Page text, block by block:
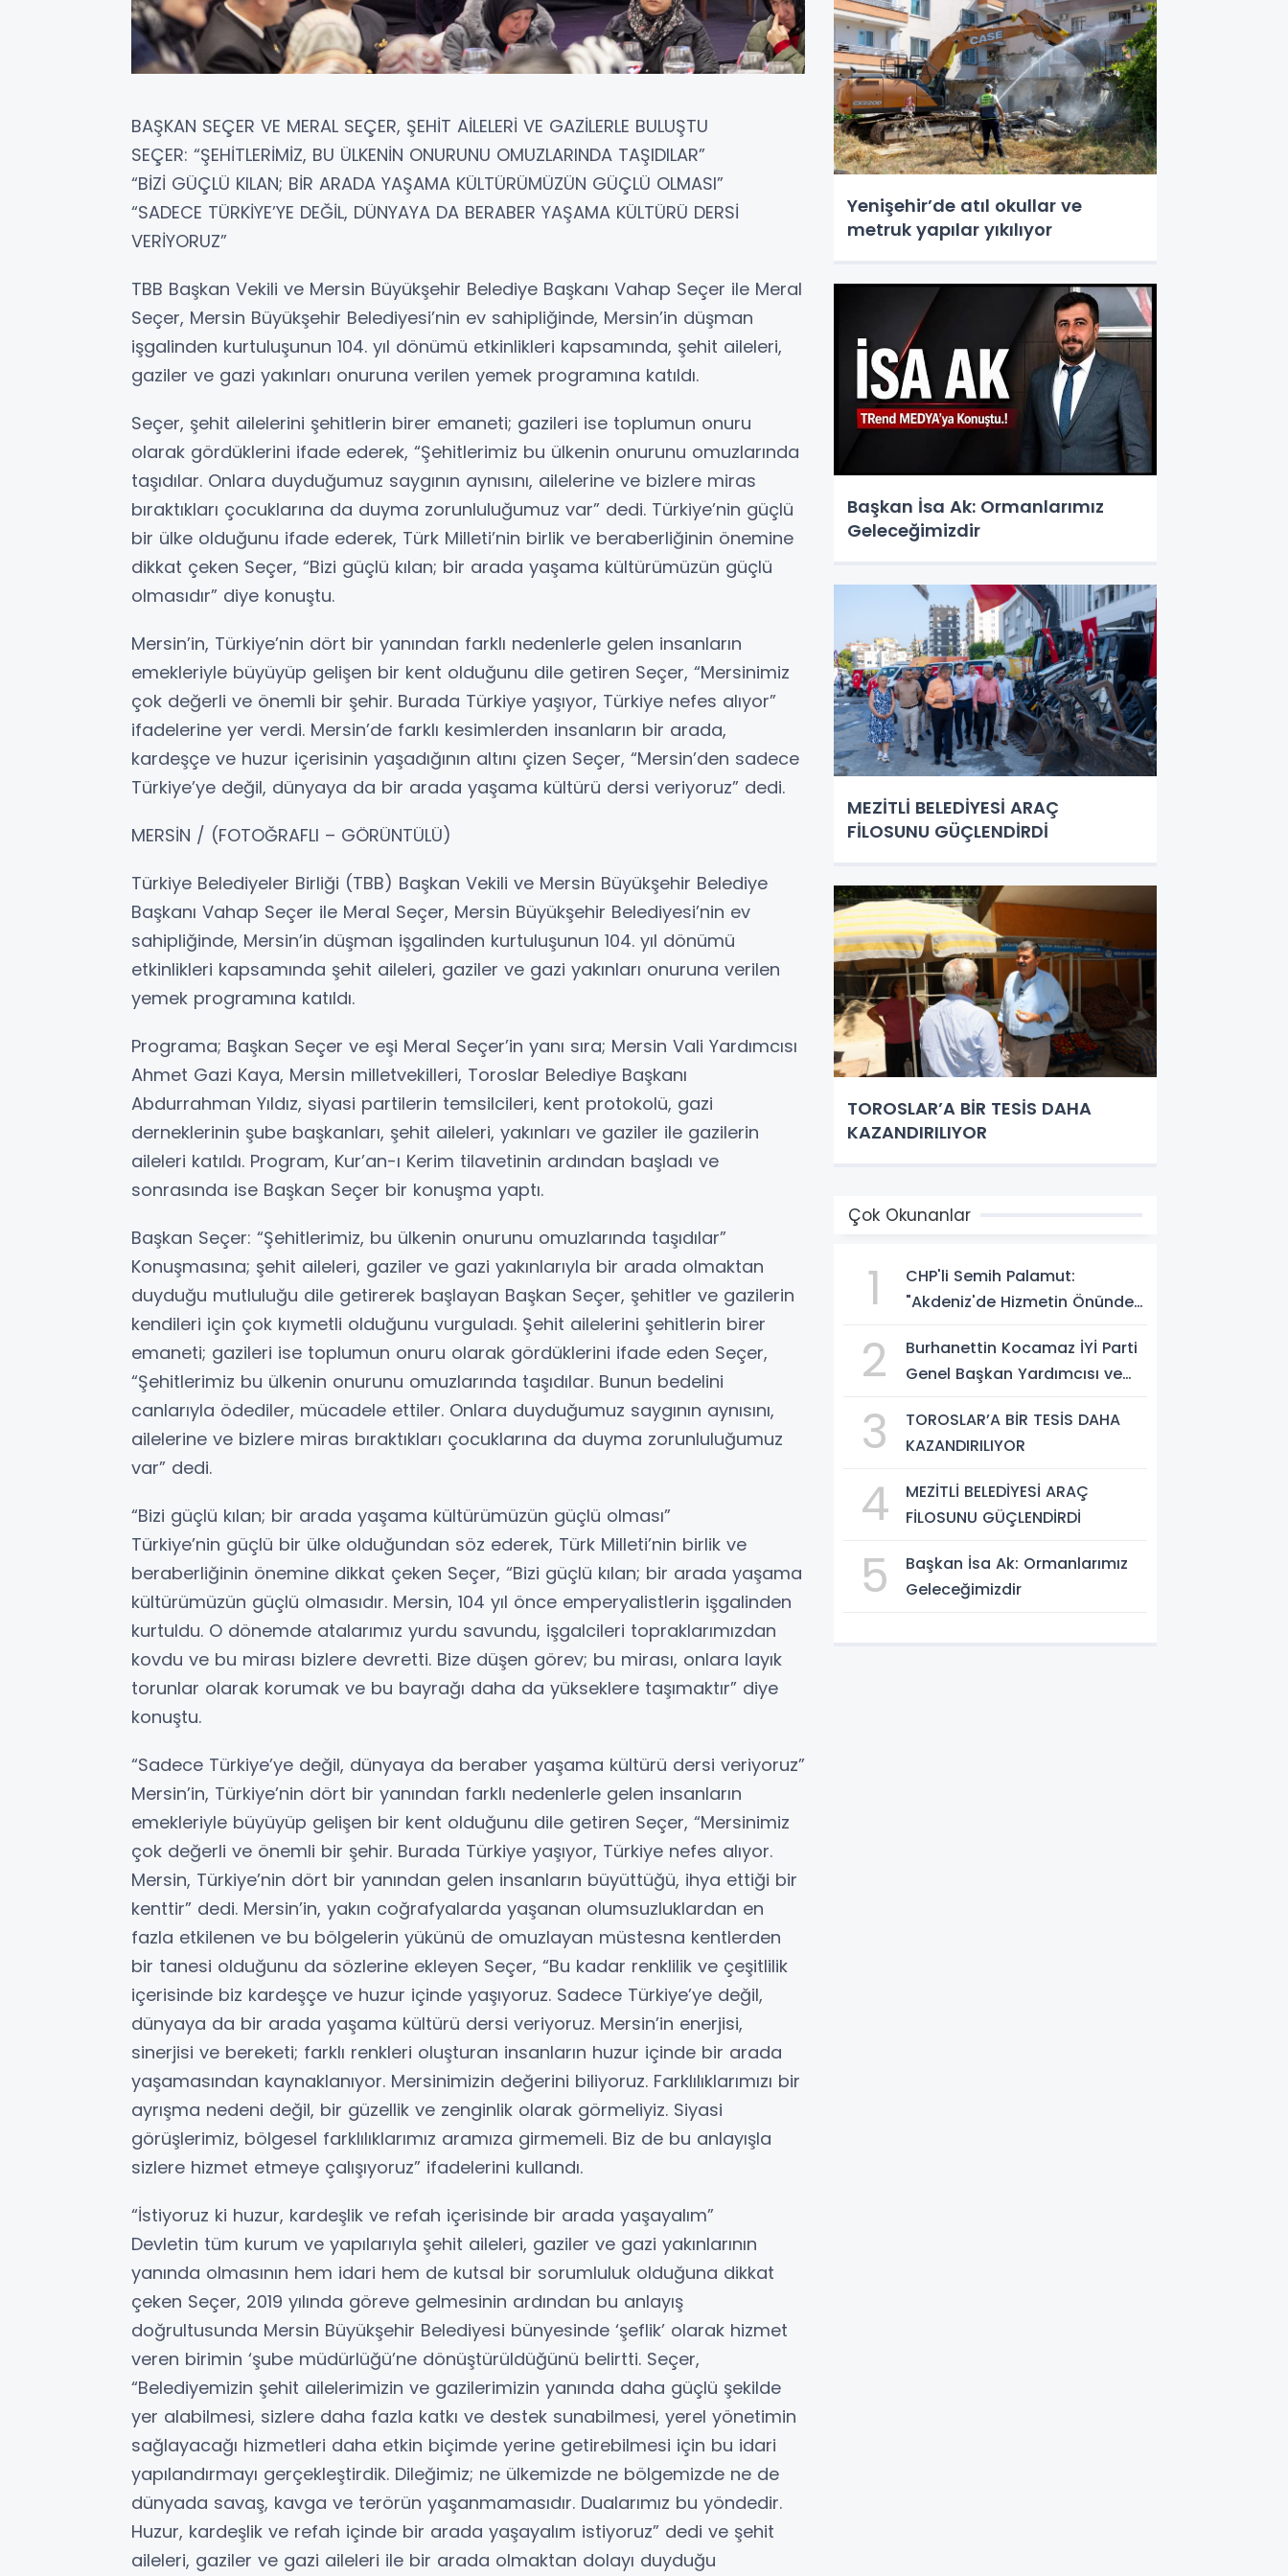
BAŞKAN SEÇER VE MERAL SEÇER, ŞEHİT AİLELERİ VE GAZİLERLE BULUŞTU
SEÇER: “ŞEHİTLERİMİZ, BU ÜLKENİN ONURUNU OMUZLARINDA TAŞIDILAR”
“BİZİ GÜÇLÜ KILAN; BİR ARADA YAŞAMA KÜLTÜRÜMÜZÜN GÜÇLÜ OLMASI”
“SADECE TÜRKİYE’YE DEĞİL, DÜNYAYA DA BERABER YAŞAMA KÜLTÜRÜ DERSİ
VERİYORUZ”
TBB Başkan Vekili ve Mersin Büyükşehir Belediye Başkanı Vahap Seçer ile Meral
Seçer, Mersin Büyükşehir Belediyesi’nin ev sahipliğinde, Mersin’in düşman
işgalinden kurtuluşunun 104. yıl dönümü etkinlikleri kapsamında, şehit aileleri,
gaziler ve gazi yakınları onuruna verilen yemek programına katıldı.
Seçer, şehit ailelerini şehitlerin birer emaneti; gazileri ise toplumun onuru
olarak gördüklerini ifade ederek, “Şehitlerimiz bu ülkenin onurunu omuzlarında
taşıdılar. Onlara duyduğumuz saygının aynısını, ailelerine ve bizlere miras
bıraktıkları çocuklarına da duyma zorunluluğumuz var” dedi. Türkiye’nin güçlü
bir ülke olduğunu ifade ederek, Türk Milleti’nin birlik ve beraberliğinin önemine
dikkat çeken Seçer, “Bizi güçlü kılan; bir arada yaşama kültürümüzün güçlü
olmasıdır” diye konuştu.
Mersin’in, Türkiye’nin dört bir yanından farklı nedenlerle gelen insanların
emekleriyle büyüyüp gelişen bir kent olduğunu dile getiren Seçer, “Mersinimiz
çok değerli ve önemli bir şehir. Burada Türkiye yaşıyor, Türkiye nefes alıyor”
ifadelerine yer verdi. Mersin’de farklı kesimlerden insanların bir arada,
kardeşçe ve huzur içerisinin yaşadığının altını çizen Seçer, “Mersin’den sadece
Türkiye’ye değil, dünyaya da bir arada yaşama kültürü dersi veriyoruz” dedi.
MERSİN / (FOTOĞRAFLI – GÖRÜNTÜLÜ)
Türkiye Belediyeler Birliği (TBB) Başkan Vekili ve Mersin Büyükşehir Belediye
Başkanı Vahap Seçer ile Meral Seçer, Mersin Büyükşehir Belediyesi’nin ev
sahipliğinde, Mersin’in düşman işgalinden kurtuluşunun 104. yıl dönümü
etkinlikleri kapsamında şehit aileleri, gaziler ve gazi yakınları onuruna verilen
yemek programına katıldı.
Programa; Başkan Seçer ve eşi Meral Seçer’in yanı sıra; Mersin Vali Yardımcısı
Ahmet Gazi Kaya, Mersin milletvekilleri, Toroslar Belediye Başkanı
Abdurrahman Yıldız, siyasi partilerin temsilcileri, kent protokolü, gazi
derneklerinin şube başkanları, şehit aileleri, yakınları ve gaziler ile gazilerin
aileleri katıldı. Program, Kur’an-ı Kerim tilavetinin ardından başladı ve
sonrasında ise Başkan Seçer bir konuşma yaptı.
Başkan Seçer: “Şehitlerimiz, bu ülkenin onurunu omuzlarında taşıdılar”
Konuşmasına; şehit aileleri, gaziler ve gazi yakınlarıyla bir arada olmaktan
duyduğu mutluluğu dile getirerek başlayan Başkan Seçer, şehitler ve gazilerin
kendileri için çok kıymetli olduğunu vurguladı. Şehit ailelerini şehitlerin birer
emaneti; gazileri ise toplumun onuru olarak gördüklerini ifade eden Seçer,
“Şehitlerimiz bu ülkenin onurunu omuzlarında taşıdılar. Bunun bedelini
canlarıyla ödediler, mücadele ettiler. Onlara duyduğumuz saygının aynısını,
ailelerine ve bizlere miras bıraktıkları çocuklarına da duyma zorunluluğumuz
var” dedi.
“Bizi güçlü kılan; bir arada yaşama kültürümüzün güçlü olması”
Türkiye’nin güçlü bir ülke olduğundan söz ederek, Türk Milleti’nin birlik ve
beraberliğinin önemine dikkat çeken Seçer, “Bizi güçlü kılan; bir arada yaşama
kültürümüzün güçlü olmasıdır. Mersin, 104 yıl önce emperyalistlerin işgalinden
kurtuldu. O dönemde atalarımız yurdu savundu, işgalcileri topraklarımızdan
kovdu ve bu mirası bizlere devretti. Bize düşen görev; bu mirası, onlara layık
torunlar olarak korumak ve bu bayrağı daha da yükseklere taşımaktır” diye
konuştu.
“Sadece Türkiye’ye değil, dünyaya da beraber yaşama kültürü dersi veriyoruz”
Mersin’in, Türkiye’nin dört bir yanından farklı nedenlerle gelen insanların
emekleriyle büyüyüp gelişen bir kent olduğunu dile getiren Seçer, “Mersinimiz
çok değerli ve önemli bir şehir. Burada Türkiye yaşıyor, Türkiye nefes alıyor.
Mersin, Türkiye’nin dört bir yanından gelen insanların büyüttüğü, ihya ettiği bir
kenttir” dedi. Mersin’in, yakın coğrafyalarda yaşanan olumsuzluklardan en
fazla etkilenen ve bu bölgelerin yükünü de omuzlayan müstesna kentlerden
bir tanesi olduğunu da sözlerine ekleyen Seçer, “Bu kadar renklilik ve çeşitlilik
içerisinde biz kardeşçe ve huzur içinde yaşıyoruz. Sadece Türkiye’ye değil,
dünyaya da bir arada yaşama kültürü dersi veriyoruz. Mersin’in enerjisi,
sinerjisi ve bereketi; farklı renkleri oluşturan insanların huzur içinde bir arada
yaşamasından kaynaklanıyor. Mersinimizin değerini biliyoruz. Farklılıklarımızı bir
ayrışma nedeni değil, bir güzellik ve zenginlik olarak görmeliyiz. Siyasi
görüşlerimiz, bölgesel farklılıklarımız aramıza girmemeli. Biz de bu anlayışla
sizlere hizmet etmeye çalışıyoruz” ifadelerini kullandı.
“İstiyoruz ki huzur, kardeşlik ve refah içerisinde bir arada yaşayalım”
Devletin tüm kurum ve yapılarıyla şehit aileleri, gaziler ve gazi yakınlarının
yanında olmasının hem idari hem de kutsal bir sorumluluk olduğuna dikkat
çeken Seçer, 2019 yılında göreve gelmesinin ardından bu anlayış
doğrultusunda Mersin Büyükşehir Belediyesi bünyesinde ‘şeflik’ olarak hizmet
veren birimin ‘şube müdürlüğü’ne dönüştürüldüğünü belirtti. Seçer,
“Belediyemizin şehit ailelerimizin ve gazilerimizin yanında daha güçlü şekilde
yer alabilmesi, sizlere daha fazla katkı ve destek sunabilmesi, yerel yönetimin
sağlayacağı hizmetleri daha etkin biçimde yerine getirebilmesi için bu idari
yapılandırmayı gerçekleştirdik. Dileğimiz; ne ülkemizde ne bölgemizde ne de
dünyada savaş, kavga ve terörün yaşanmamasıdır. Dualarımız bu yöndedir.
Huzur, kardeşlik ve refah içinde bir arada yaşayalım istiyoruz” dedi ve şehit
aileleri, gaziler ve gazi aileleri ile bir arada olmaktan dolayı duyduğu
Yenişehir’de atıl okullar ve
metruk yapılar yıkılıyor
Başkan İsa Ak: Ormanlarımız
Geleceğimizdir
MEZİTLİ BELEDİYESİ ARAÇ
FİLOSUNU GÜÇLENDİRDİ
TOROSLAR’A BİR TESİS DAHA
KAZANDIRILIYOR
Çok Okunanlar
1
CHP'li Semih Palamut:
"Akdeniz'de Hizmetin Önündeki
Uzak Yönetim Anlayışıdır"
2
Burhanettin Kocamaz İYİ Parti
Genel Başkan Yardımcısı ve
3
TOROSLAR’A BİR TESİS DAHA
KAZANDIRILIYOR
4
MEZİTLİ BELEDİYESİ ARAÇ
FİLOSUNU GÜÇLENDİRDİ
5
Başkan İsa Ak: Ormanlarımız
Geleceğimizdir